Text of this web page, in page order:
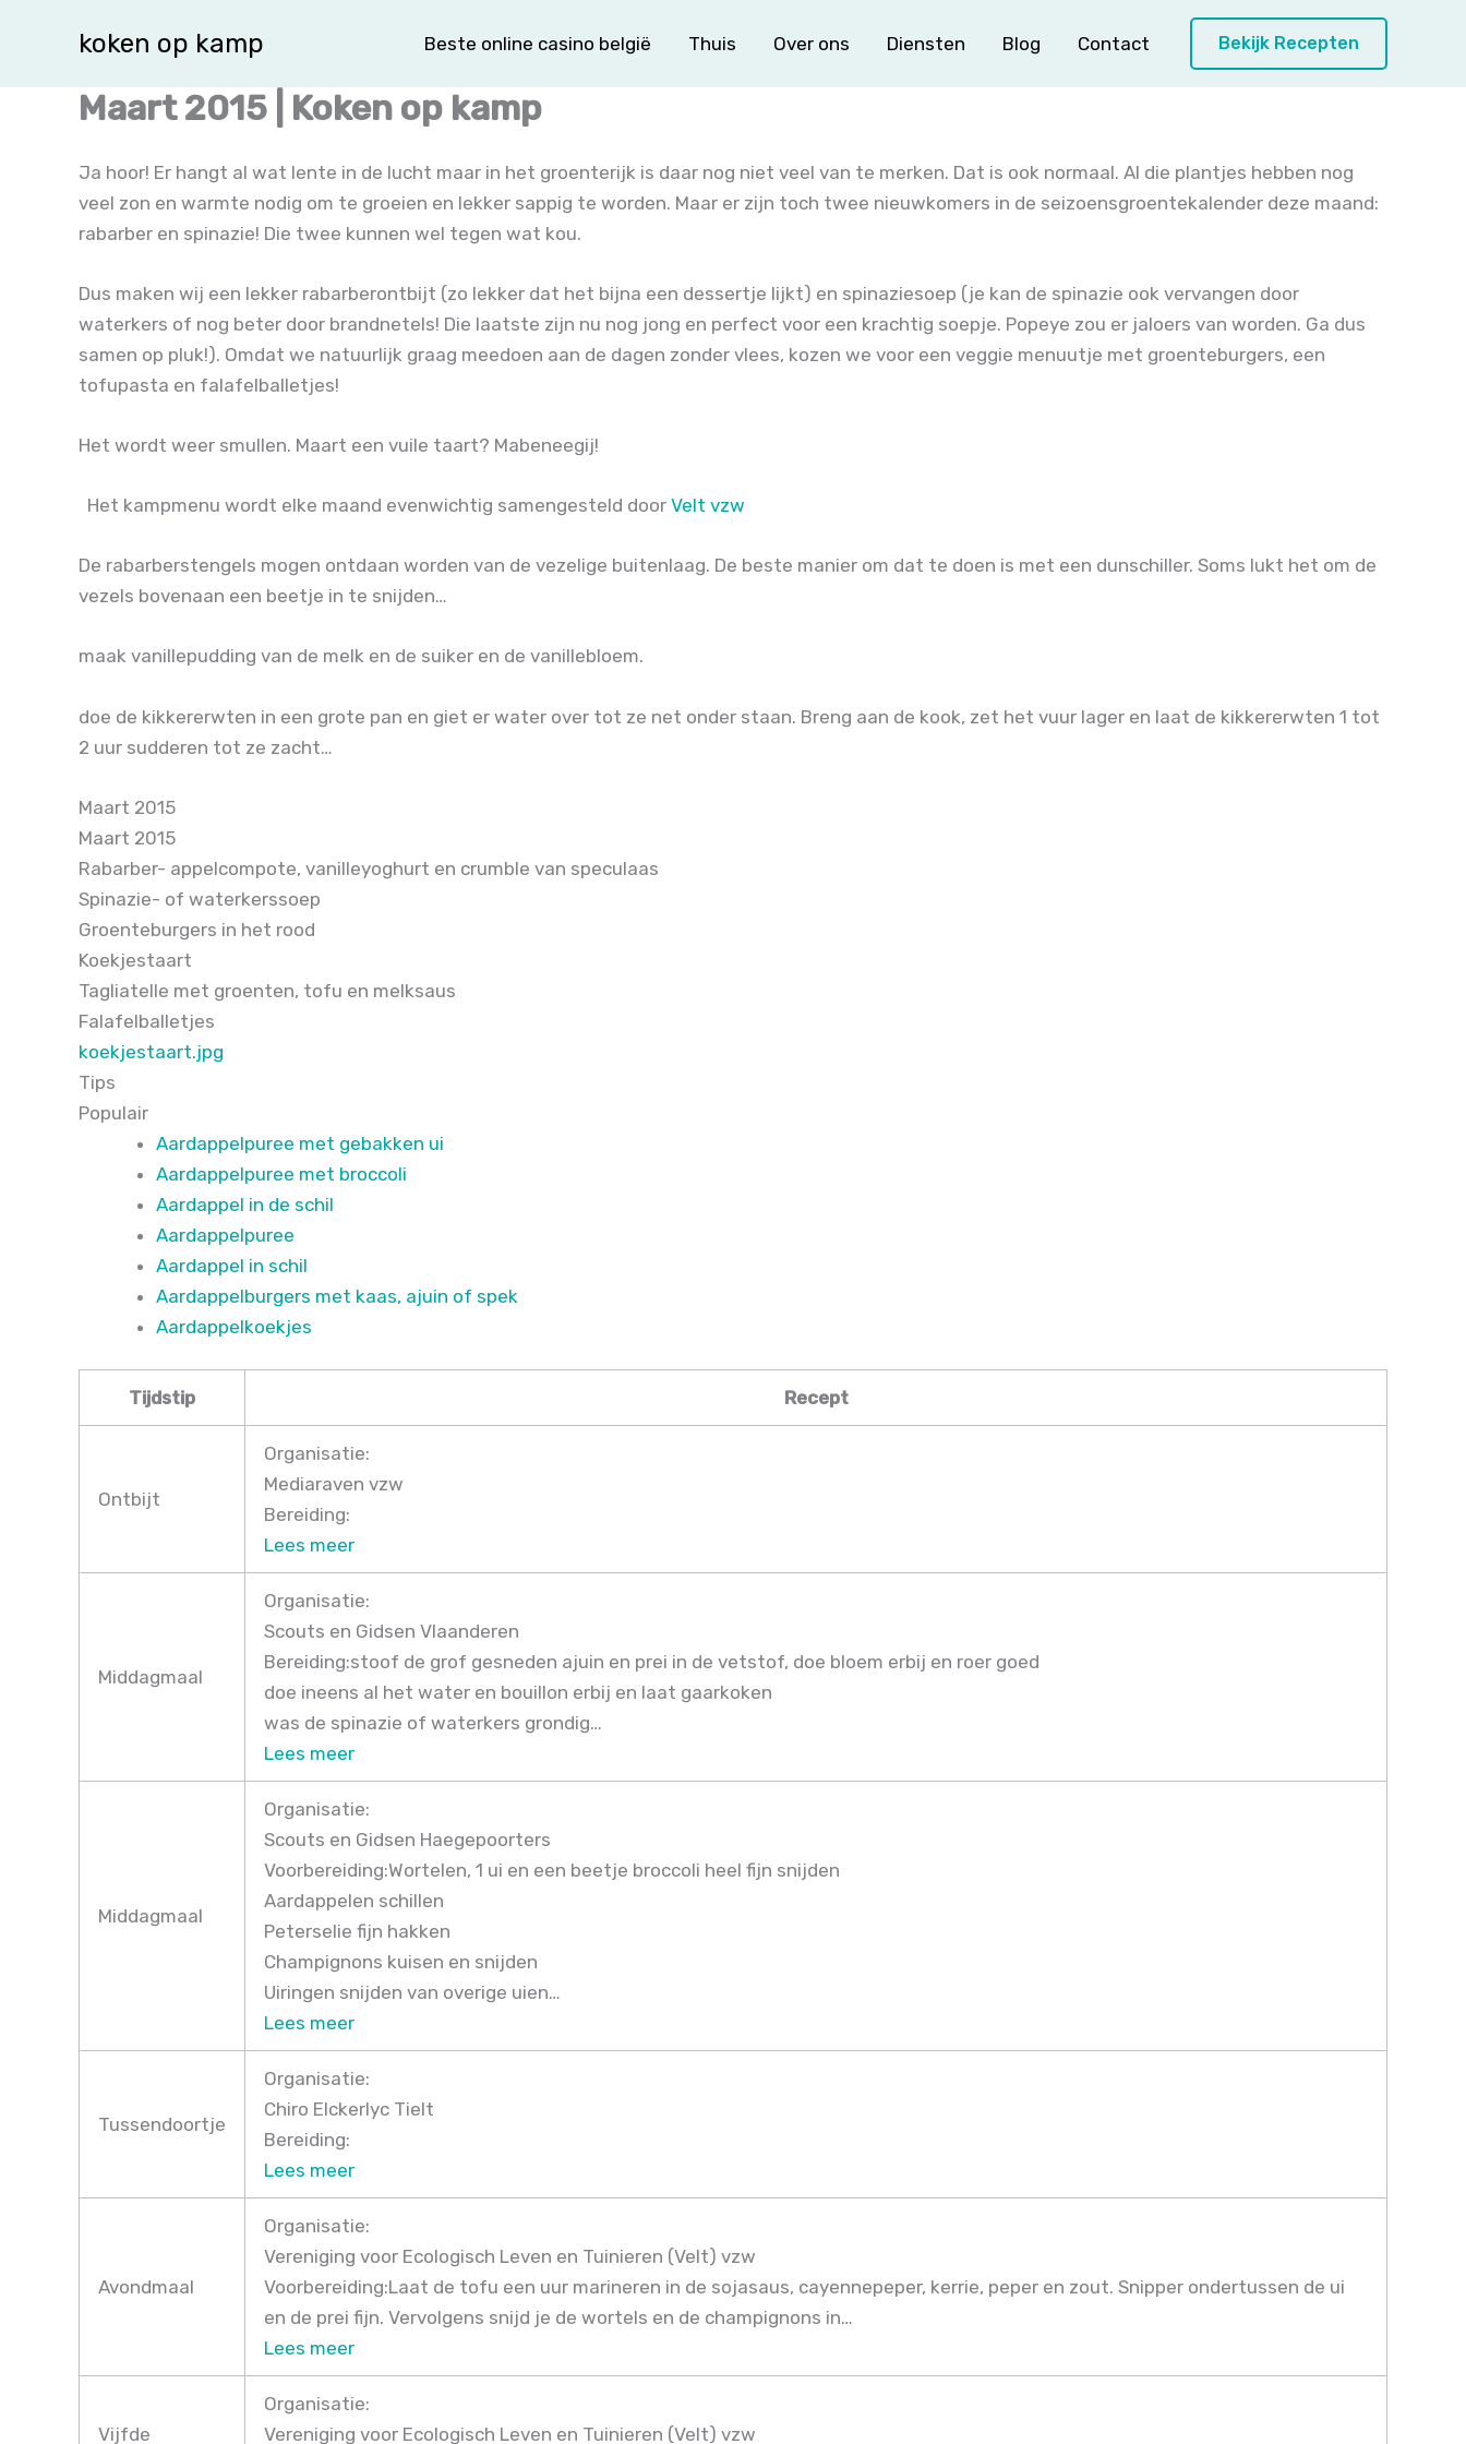
koken op kamp Beste online casino belgië Thuis Over ons Diensten Blog Contact Bekijk Recepten
Maart 2015 | Koken op kamp
Ja hoor! Er hangt al wat lente in de lucht maar in het groenterijk is daar nog niet veel van te merken. Dat is ook normaal. Al die plantjes hebben nog
veel zon en warmte nodig om te groeien en lekker sappig te worden. Maar er zijn toch twee nieuwkomers in de seizoensgroentekalender deze maand:
rabarber en spinazie! Die twee kunnen wel tegen wat kou.
Dus maken wij een lekker rabarberontbijt (zo lekker dat het bijna een dessertje lijkt) en spinaziesoep (je kan de spinazie ook vervangen door
waterkers of nog beter door brandnetels! Die laatste zijn nu nog jong en perfect voor een krachtig soepje. Popeye zou er jaloers van worden. Ga dus
samen op pluk!). Omdat we natuurlijk graag meedoen aan de dagen zonder vlees, kozen we voor een veggie menuutje met groenteburgers, een
tofupasta en falafelballetjes!
Het wordt weer smullen. Maart een vuile taart? Mabeneegij!
Het kampmenu wordt elke maand evenwichtig samengesteld door Velt vzw
De rabarberstengels mogen ontdaan worden van de vezelige buitenlaag. De beste manier om dat te doen is met een dunschiller. Soms lukt het om de
vezels bovenaan een beetje in te snijden…
maak vanillepudding van de melk en de suiker en de vanillebloem.
doe de kikkererwten in een grote pan en giet er water over tot ze net onder staan. Breng aan de kook, zet het vuur lager en laat de kikkererwten 1 tot
2 uur sudderen tot ze zacht…
Maart 2015
Maart 2015
Rabarber- appelcompote, vanilleyoghurt en crumble van speculaas
Spinazie- of waterkerssoep
Groenteburgers in het rood
Koekjestaart
Tagliatelle met groenten, tofu en melksaus
Falafelballetjes
koekjestaart.jpg
Tips
Populair
Aardappelpuree met gebakken ui
Aardappelpuree met broccoli
Aardappel in de schil
Aardappelpuree
Aardappel in schil
Aardappelburgers met kaas, ajuin of spek
Aardappelkoekjes
Tijdstip Recept
Ontbijt
Organisatie:
Mediaraven vzw
Bereiding:
Lees meer
Middagmaal
Organisatie:
Scouts en Gidsen Vlaanderen
Bereiding:stoof de grof gesneden ajuin en prei in de vetstof, doe bloem erbij en roer goed
doe ineens al het water en bouillon erbij en laat gaarkoken
was de spinazie of waterkers grondig…
Lees meer
Middagmaal
Organisatie:
Scouts en Gidsen Haegepoorters
Voorbereiding:Wortelen, 1 ui en een beetje broccoli heel fijn snijden
Aardappelen schillen
Peterselie fijn hakken
Champignons kuisen en snijden
Uiringen snijden van overige uien…
Lees meer
Tussendoortje
Organisatie:
Chiro Elckerlyc Tielt
Bereiding:
Lees meer
Avondmaal
Organisatie:
Vereniging voor Ecologisch Leven en Tuinieren (Velt) vzw
Voorbereiding:Laat de tofu een uur marineren in de sojasaus, cayennepeper, kerrie, peper en zout. Snipper ondertussen de ui
en de prei fijn. Vervolgens snijd je de wortels en de champignons in…
Lees meer
Vijfde
Organisatie:
Vereniging voor Ecologisch Leven en Tuinieren (Velt) vzw